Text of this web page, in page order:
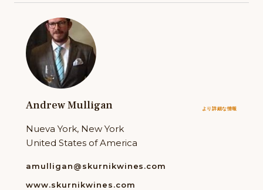
Andrew Mulligan より詳細な情報
Nueva York, New York
United States of America
amulligan@skurnikwines.com
www.skurnikwines.com